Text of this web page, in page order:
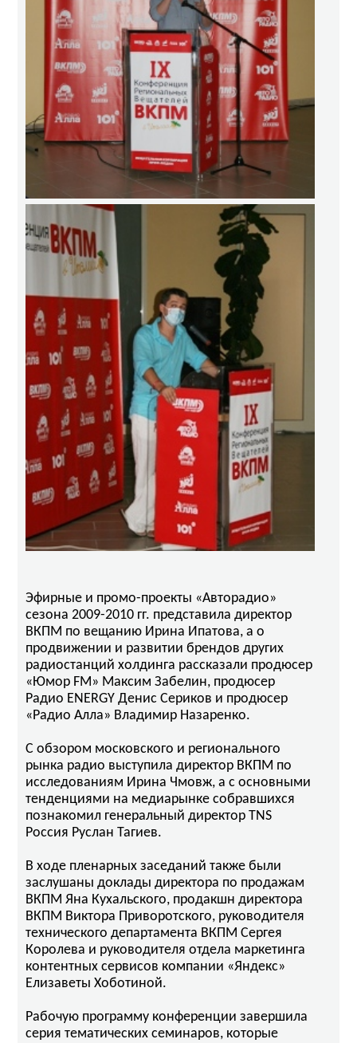
Эфирные и промо-проекты «Авторадио»
сезона 2009-2010 гг. представила директор
ВКПМ по вещанию Ирина Ипатова, а о
продвижении и развитии брендов других
радиостанций холдинга рассказали продюсер
«Юмор FM» Максим Забелин, продюсер
Радио ENERGY Денис Сериков и продюсер
«Радио Алла» Владимир Назаренко.
С обзором московского и регионального
рынка радио выступила директор ВКПМ по
исследованиям Ирина Чмовж, а с основными
тенденциями на медиарынке собравшихся
познакомил генеральный директор TNS
Россия Руслан Тагиев.
В ходе пленарных заседаний также были
заслушаны доклады директора по продажам
ВКПМ Яна Кухальского, продакшн директора
ВКПМ Виктора Приворотского, руководителя
технического департамента ВКПМ Сергея
Королева и руководителя отдела маркетинга
контентных сервисов компании «Яндекс»
Елизаветы Хоботиной.
Рабочую программу конференции завершила
серия тематических семинаров, которые